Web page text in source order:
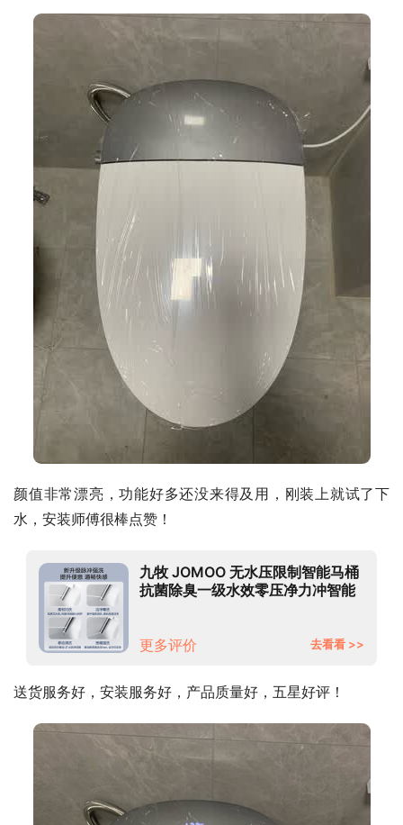
颜值非常漂亮，功能好多还没来得及用，刚装上就试了下
水，安装师傅很棒点赞！
九牧 JOMOO 无水压限制智能马桶
抗菌除臭一级水效零压净力冲智能
更多评价 去看看 >>
送货服务好，安装服务好，产品质量好，五星好评！